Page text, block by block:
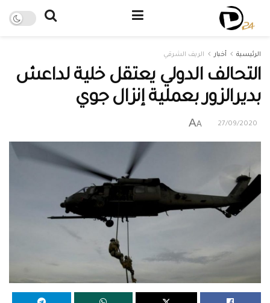
الرئيسية أخبار الريف الشرقي
التحالف الدولي يعتقل خلية لداعش
بديرالزور بعملية إنزال جوي
27/09/2020
A
A